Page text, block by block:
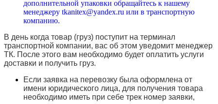
дополнительной упаковки обращайтесь к нашему
менеджеру tkanitex@yandex.ru или в транспортную
компанию.
В день когда товар (груз) поступит на терминал
транспортной компании, вас об этом уведомит менеджер
ТК. После этого вам необходимо будет оплатить услуги
доставки и получить груз.
Если заявка на перевозку была оформлена от
имени юридического лица, для получения товара
необходимо иметь при себе трек номер заявки,